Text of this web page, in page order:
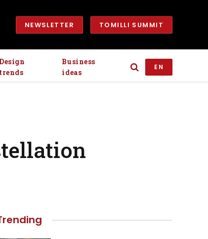
NEWSLETTER TOMILLI SUMMIT
Design
trends
Business
ideas
EN